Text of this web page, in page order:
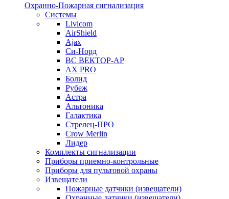
Охранно-Пожарная сигнализация
Системы
Livicom
AirShield
Ajax
Си-Норд
ВС ВЕКТОР-АР
AX PRO
Болид
Рубеж
Астра
Альтоника
Галактика
Стрелец-ПРО
Crow Merlin
Лидер
Комплекты сигнализации
Приборы приемно-контрольные
Приборы для пультовой охраны
Извещатели
Пожарные датчики (извещатели)